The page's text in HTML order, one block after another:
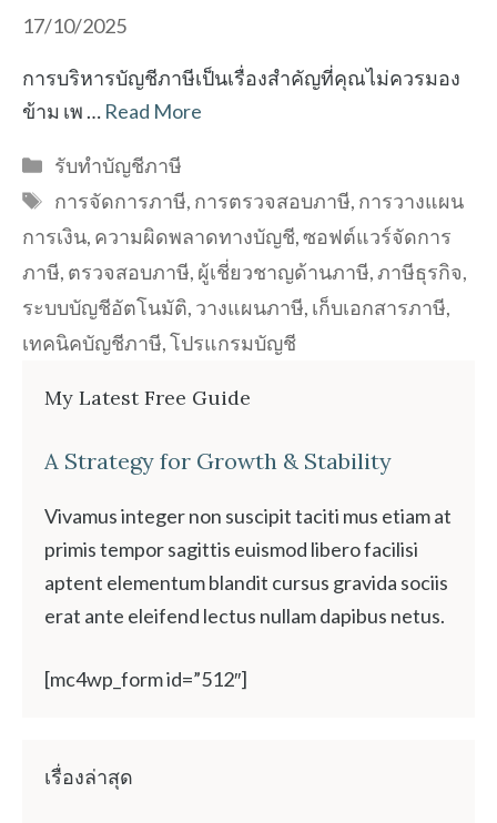
17/10/2025
การบริหารบัญชีภาษีเป็นเรื่องสำคัญที่คุณไม่ควรมอง
ข้าม เพ … Read More
Categories
รับทำบัญชีภาษี
Tags
การจัดการภาษี, การตรวจสอบภาษี, การวางแผน
การเงิน, ความผิดพลาดทางบัญชี,ซอฟต์แวร์จัดการ
ภาษี, ตรวจสอบภาษี, ผู้เชี่ยวชาญด้านภาษี,ภาษีธุรกิจ,
ระบบบัญชีอัตโนมัติ, วางแผนภาษี, เก็บเอกสารภาษี,
เทคนิคบัญชีภาษี,โปรแกรมบัญชี
My Latest Free Guide
A Strategy for Growth & Stability
Vivamus integer non suscipit taciti mus etiam at
primis tempor sagittis euismod libero facilisi
aptent elementum blandit cursus gravida sociis
erat ante eleifend lectus nullam dapibus netus.
[mc4wp_form id=”512″]
เรื่องล่าสุด